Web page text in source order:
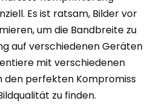
Es ist ratsam, Bilder vor
um die Bandbreite zu
auf verschiedenen Geräten
mit verschiedenen
den perfekten Kompromiss
zu finden.